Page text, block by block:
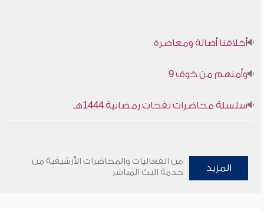
أخلاقنا أصالة ومعاصرة
وأمنهم من خوف 9
سلسلة محاضرات نفحات رمضانية 1444هـ
المزيد
من الفعاليات والمحاضرات الأرشيفية من
خدمة البث المباشر